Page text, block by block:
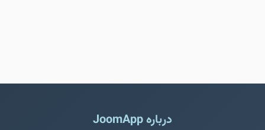
درباره JoomApp